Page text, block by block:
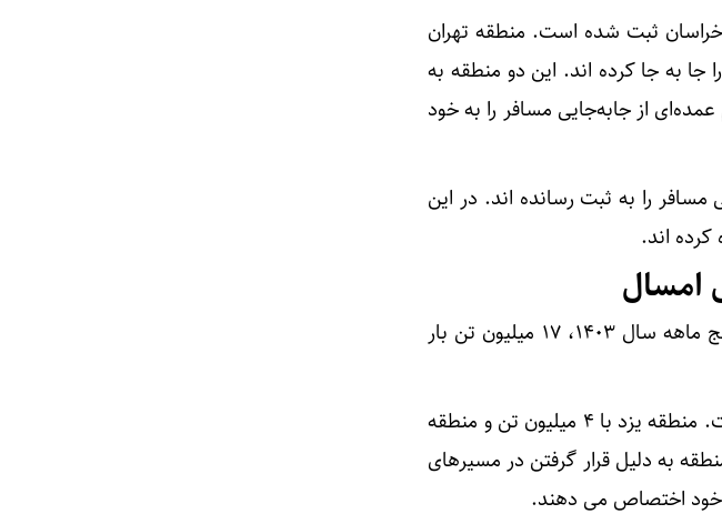
ثبت شده است. منطقه تهران
بیشترین مسافر را جا به جا کرده اند. این دو منطقه به
از جابه‌جایی مسافر را به خود
را به ثبت رسانده اند. در این
در بخش حمل بار، عملکرد بخش ریلی حاکی از آن است که در پنج ماهه سال ۱۴۰۳، ۱۷ میلیون تن بار
بیشترین حجم بار در این مدت از مناطق یزد و شرق حمل شده است. منطقه یزد با ۴ میلیون تن و منطقه
منطقه به دلیل قرار گرفتن در مسیرهای
خود اختصاص می دهند.